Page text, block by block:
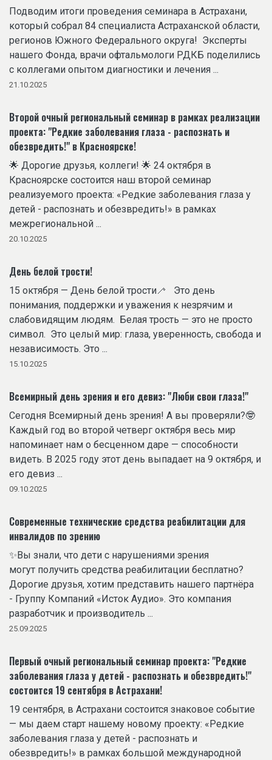
Подводим итоги проведения семинара в Астрахани,
который собрал 84 специалиста Астраханской области,
регионов Южного Федерального округа! Эксперты
нашего Фонда, врачи офтальмологи РДКБ поделились
с коллегами опытом диагностики и лечения ...
21.10.2025
Второй очный региональный семинар в рамках реализации
проекта: "Редкие заболевания глаза - распознать и
обезвредить!" в Красноярске!
🌟 Дорогие друзья, коллеги! 🌟 24 октября в
Красноярске состоится наш второй семинар
реализуемого проекта: «Редкие заболевания глаза у
детей - распознать и обезвредить!» в рамках
межрегиональной ...
20.10.2025
День белой трости!
15 октября — День белой трости🦯 Это день
понимания, поддержки и уважения к незрячим и
слабовидящим людям. Белая трость — это не просто
символ. Это целый мир: глаза, уверенность, свобода и
независимость. Это ...
15.10.2025
Всемирный день зрения и его девиз: "Люби свои глаза!"
Сегодня Всемирный день зрения! А вы проверяли?🤓
Каждый год во второй четверг октября весь мир
напоминает нам о бесценном даре — способности
видеть. В 2025 году этот день выпадает на 9 октября, и
его девиз ...
09.10.2025
Современные технические средства реабилитации для
инвалидов по зрению
✨Вы знали, что дети с нарушениями зрения
могут получить средства реабилитации бесплатно?
Дорогие друзья, хотим представить нашего партнёра
- Группу Компаний «Исток Аудио». Это компания
разработчик и производитель ...
25.09.2025
Первый очный региональный семинар проекта: "Редкие
заболевания глаза у детей - распознать и обезвредить!"
состоится 19 сентября в Астрахани!
19 сентября, в Астрахани состоится знаковое событие
— мы даем старт нашему новому проекту: «Редкие
заболевания глаза у детей - распознать и
обезвредить!» в рамках большой международной